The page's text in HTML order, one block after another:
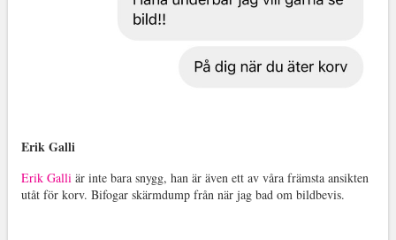
Erik Galli
Erik Galliär inte bara snygg, han är även ett av våra främsta ansikten
utåt för korv. Bifogar skärmdump från när jag bad om bildbevis.